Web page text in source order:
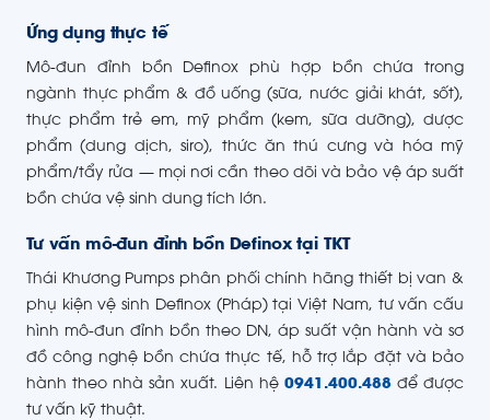
Ứng dụng thực tế
Mô-đun đỉnh bồn Definox phù hợp bồn chứa trong
ngành thực phẩm & đồ uống (sữa, nước giải khát, sốt),
thực phẩm trẻ em, mỹ phẩm (kem, sữa dưỡng), dược
phẩm (dung dịch, siro), thức ăn thú cưng và hóa mỹ
phẩm/tẩy rửa — mọi nơi cần theo dõi và bảo vệ áp suất
bồn chứa vệ sinh dung tích lớn.
Tư vấn mô-đun đỉnh bồn Definox tại TKT
Thái Khương Pumps phân phối chính hãng thiết bị van &
phụ kiện vệ sinh Definox (Pháp) tại Việt Nam, tư vấn cấu
hình mô-đun đỉnh bồn theo DN, áp suất vận hành và sơ
đồ công nghệ bồn chứa thực tế, hỗ trợ lắp đặt và bảo
hành theo nhà sản xuất. Liên hệ 0941.400.488 để được
tư vấn kỹ thuật.